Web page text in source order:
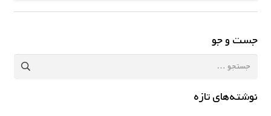
جست و جو
جستجو
نوشته‌های تازه